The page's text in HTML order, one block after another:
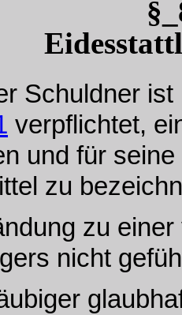
Schuldner
verpflichtet,
und für
zu
zu
nicht